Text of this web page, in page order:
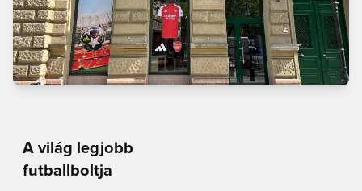
A világ legjobb
futballboltja